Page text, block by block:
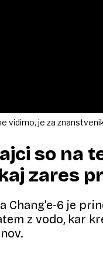
vidimo, je za
so na
zares
Chang'e-6 je
z vodo, kar